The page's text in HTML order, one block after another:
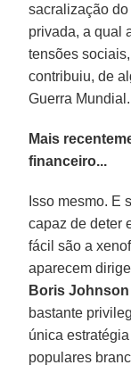
sacralização
privada, a qual
tensões
contribuiu, de
Guerra Mundial.
Mais
financeiro...
Isso mesmo. E
capaz de deter
fácil são a
aparecem
Boris Johnson
bastante
única
populares